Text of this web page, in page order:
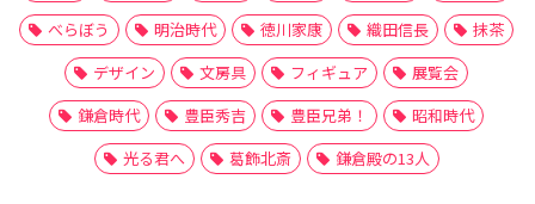
べらぼう
明治時代 徳川家康 織田信長
抹茶
デザイン
文房具 フィギュア
展覧会
鎌倉時代
豊臣秀吉 豊臣兄弟！
昭和時代
光る君へ
葛飾北斎 鎌倉殿の13人